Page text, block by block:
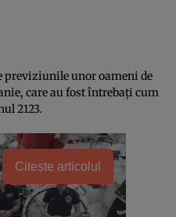
previziunile unor oameni de
care au fost întrebați cum
2123.
Citește articolul